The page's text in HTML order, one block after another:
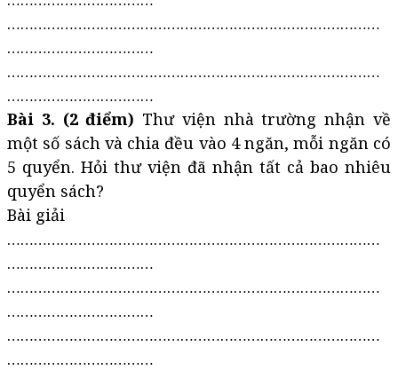
…………………………………………………………………………
……………………………
…………………………………………………………………………
……………………………
Bài 3. (2 điểm) Thư viện nhà trường nhận về
một số sách và chia đều vào 4 ngăn, mỗi ngăn có
5 quyển. Hỏi thư viện đã nhận tất cả bao nhiêu
quyển sách?
Bài giải
…………………………………………………………………………
……………………………
…………………………………………………………………………
……………………………
…………………………………………………………………………
……………………………